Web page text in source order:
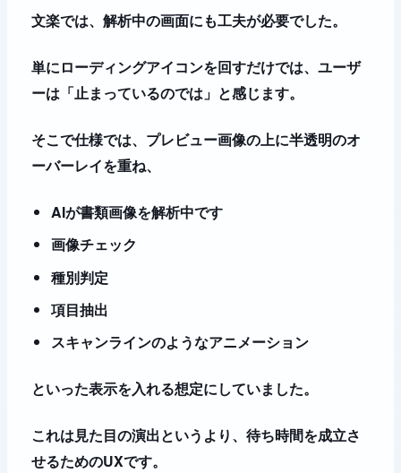
文楽では、解析中の画面にも工夫が必要でした。
単にローディングアイコンを回すだけでは、ユーザ
ーは「止まっているのでは」と感じます。
そこで仕様では、プレビュー画像の上に半透明のオ
ーバーレイを重ね、
AIが書類画像を解析中です
画像チェック
種別判定
項目抽出
スキャンラインのようなアニメーション
といった表示を入れる想定にしていました。
これは見た目の演出というより、待ち時間を成立さ
せるためのUXです。